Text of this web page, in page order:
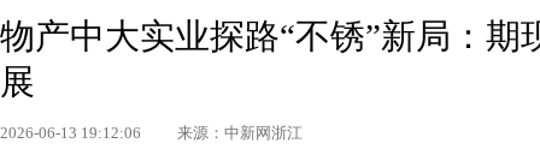
物产中大实业探路“不锈”新局：
展
2026-06-13 19:12:06 来源：中新网浙江